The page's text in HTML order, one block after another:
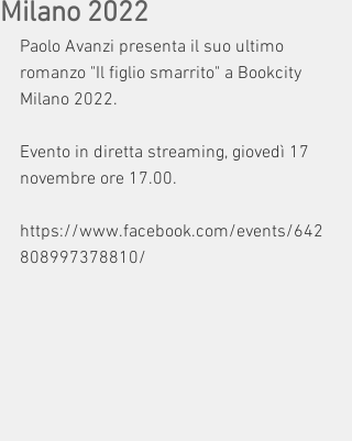
Milano 2022
Paolo Avanzi presenta il suo ultimo
romanzo "Il figlio smarrito" a Bookcity
Milano 2022.
Evento in diretta streaming, giovedì 17
novembre ore 17.00.
https://www.facebook.com/events/642
808997378810/